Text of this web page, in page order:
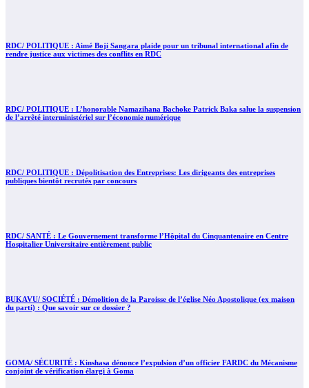
RDC/ POLITIQUE : Aimé Boji Sangara plaide pour un tribunal international afin de
rendre justice aux victimes des conflits en RDC
RDC/ POLITIQUE : L’honorable Namazihana Bachoke Patrick Baka salue la suspension
de l’arrêté interministériel sur l’économie numérique
RDC/ POLITIQUE : Dépolitisation des Entreprises: Les dirigeants des entreprises
publiques bientôt recrutés par concours
RDC/ SANTÉ : Le Gouvernement transforme l’Hôpital du Cinquantenaire en Centre
Hospitalier Universitaire entièrement public
BUKAVU/ SOCIÉTÉ : Démolition de la Paroisse de l’église Néo Apostolique (ex maison
du parti) : Que savoir sur ce dossier ?
GOMA/ SÉCURITÉ : Kinshasa dénonce l’expulsion d’un officier FARDC du Mécanisme
conjoint de vérification élargi à Goma